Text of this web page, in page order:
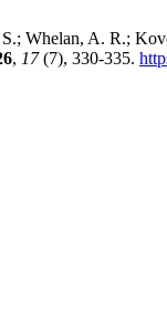
Whelan, A. R.;
, 17(7), 330-335.